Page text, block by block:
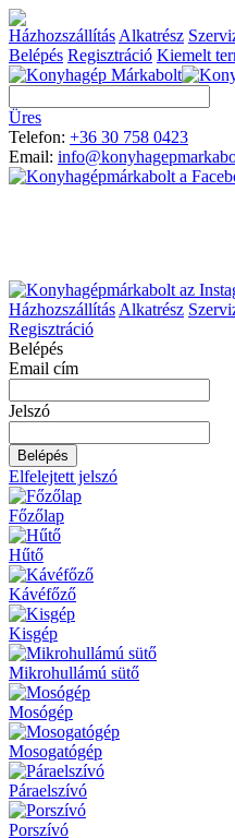
Házhozszállítás Alkatrész
Belépés Regisztráció Kiemelt
Üres
Telefon: +36 30 758 0423
Email:
Házhozszállítás Alkatrész
Regisztráció
Belépés
Email cím
Jelszó
Elfelejtett jelszó
Főzőlap
Hűtő
Kávéfőző
Kisgép
Mikrohullámú sütő
Mosógép
Mosogatógép
Páraelszívó
Porszívó